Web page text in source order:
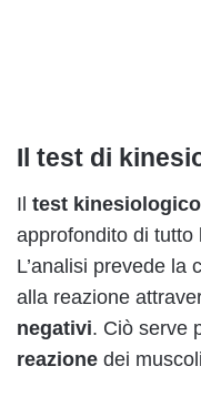
Il test di
Il test kinesiologico
approfondito di tutto
L’analisi prevede la
alla reazione
negativi. Ciò serve
reazione dei